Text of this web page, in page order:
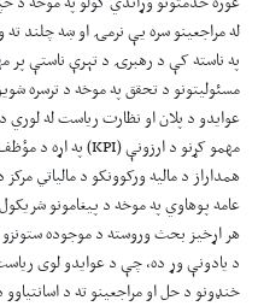
له مراجعینو سره یې نرمۍ او ښه چلند
په ناسته کې د رهبرۍ د تېرې ناستې پر
مسئولیتونو د تحقق په موخه د ترسره
عوایدو د پلان او نظارت ریاست له لوري
مهمو کړنو د ارزونې (KPI) په اړه د
همداراز د مالیه ورکوونکو د مالیاتي مرکز
عامه پوهاوي په موخه د پیغامونو
هر اړخیز بحث وروسته د موجوده
د یادونې وړ ده، چې د عوایدو لوی
خنډونو د حل او مراجعینو ته د